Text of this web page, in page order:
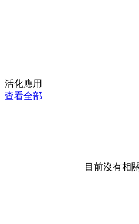
活化應用
查看全部
目前沒有相